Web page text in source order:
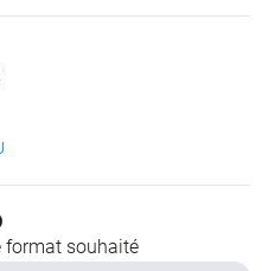
format souhaité